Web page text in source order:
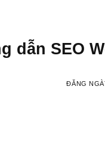
dẫn SEO
ĐĂNG